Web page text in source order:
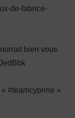
de-fabrice-
bien vous
#teamcyprine »